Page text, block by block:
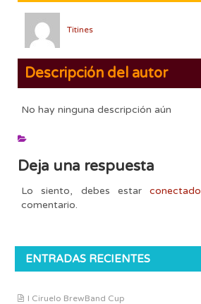
Titines
Descripción del autor
No hay ninguna descripción aún
Deja una respuesta
Lo siento, debes estarconectado
comentario.
ENTRADAS RECIENTES
I Ciruelo BrewBand Cup